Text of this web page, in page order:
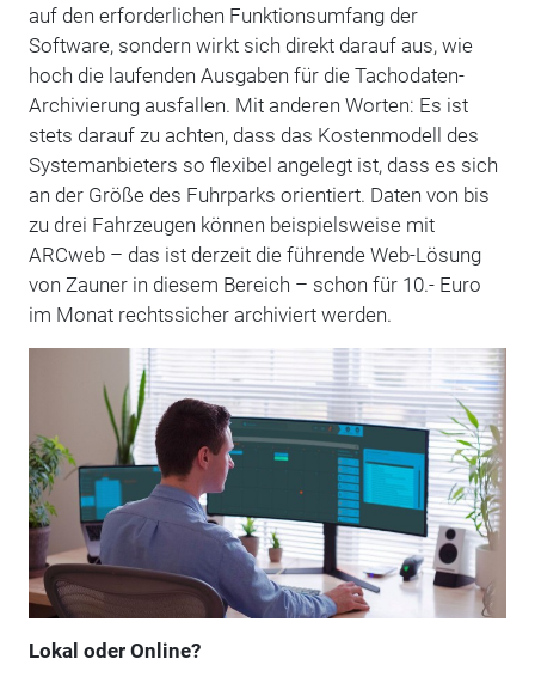
auf den erforderlichen Funktionsumfang der
Software, sondern wirkt sich direkt darauf aus, wie
hoch die laufenden Ausgaben für die Tachodaten-
Archivierung ausfallen. Mit anderen Worten: Es ist
stets darauf zu achten, dass das Kostenmodell des
Systemanbieters so flexibel angelegt ist, dass es sich
an der Größe des Fuhrparks orientiert. Daten von bis
zu drei Fahrzeugen können beispielsweise mit
ARCweb – das ist derzeit die führende Web-Lösung
von Zauner in diesem Bereich – schon für 10.- Euro
im Monat rechtssicher archiviert werden.
Lokal oder Online?